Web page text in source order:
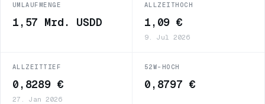
UMLAUFMENGE
1,57 Mrd. USDD
ALLZEITHOCH
1,09 €
9. Jul 2026
ALLZEITTIEF
0,8289 €
27. Jan 2026
52W-HOCH
0,8797 €